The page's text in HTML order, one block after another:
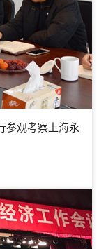
参观考察上海永